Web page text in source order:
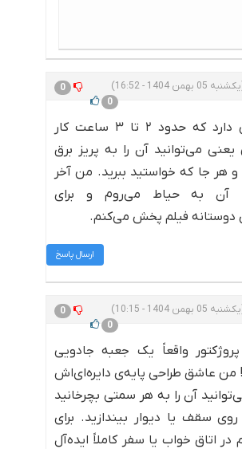
05 بهمن 1404 - 16:52)
0
0
باتری داخلی دارد که حدود ۲ تا ۳ ساعت کار
یعنی می‌توانید آن را به پریز برق
هر جا که خواستید ببرید. من آخر
آن به حیاط می‌روم و برای
دوستانه فیلم پخش می‌کنم.
ارسال پاسخ
05 بهمن 1404 - 10:15)
0
0
واقعاً یک جعبه جادویی
عاشق طراحی پایه‌ی دایره‌ای‌اش
آن را به هر سمتی بچرخانید
سقف یا دیوار بیندازید. برای
در اتاق خواب یا سفر کاملاً ایده‌آل